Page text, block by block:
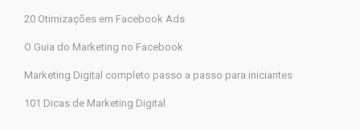
20 Otimizações em Facebook Ads
O Guia do Marketing no Facebook
Marketing Digital completo passo a passo para iniciantes
101 Dicas de Marketing Digital